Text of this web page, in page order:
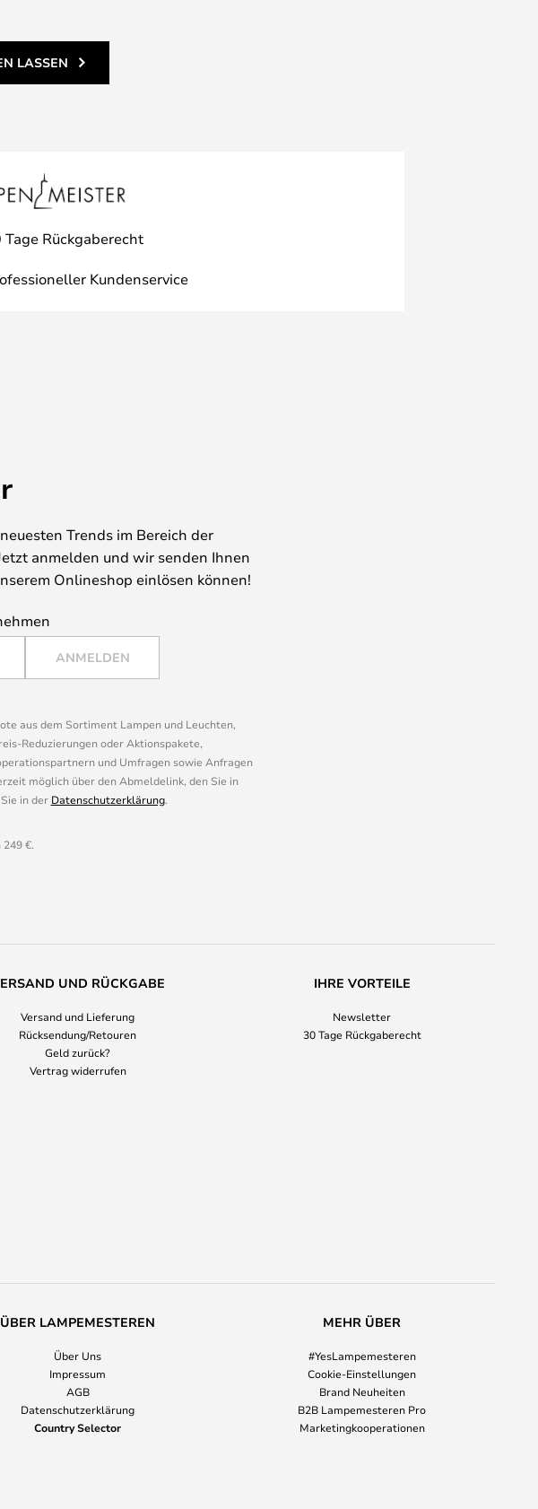
LASSEN
Tage Rückgaberecht
Kundenservice
Trends im Bereich der
anmelden und wir senden Ihnen
Onlineshop einlösen können!
ANMELDEN
aus dem Sortiment Lampen und Leuchten,
Reduzierungen oder Aktionspakete,
und Umfragen sowie Anfragen
möglich über den Abmeldelink, den Sie in
in der Datenschutzerklärung.
€.
UND RÜCKGABE
Versand und Lieferung
Rücksendung/Retouren
Geld zurück?
Vertrag widerrufen
IHRE VORTEILE
Newsletter
30 Tage Rückgaberecht
ÜBER LAMPEMESTEREN
Über Uns
Impressum
AGB
Datenschutzerklärung
Country Selector
MEHR ÜBER
#YesLampemesteren
Cookie-Einstellungen
Brand Neuheiten
B2B Lampemesteren Pro
Marketingkooperationen